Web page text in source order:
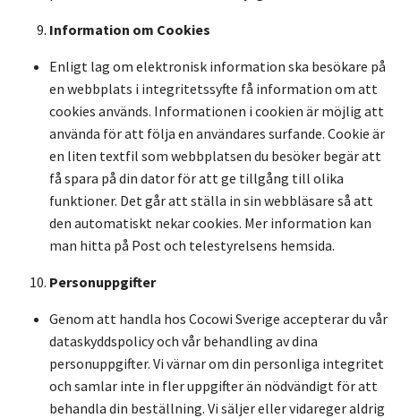
Information om Cookies
Enligt lag om elektronisk information ska besökare på
en webbplats i integritetssyfte få information om att
cookies används. Informationen i cookien är möjlig att
använda för att följa en användares surfande. Cookie är
en liten textfil som webbplatsen du besöker begär att
få spara på din dator för att ge tillgång till olika
funktioner. Det går att ställa in sin webbläsare så att
den automatiskt nekar cookies. Mer information kan
man hitta på Post och telestyrelsens hemsida.
Personuppgifter
Genom att handla hos Cocowi Sverige accepterar du vår
dataskyddspolicy och vår behandling av dina
personuppgifter. Vi värnar om din personliga integritet
och samlar inte in fler uppgifter än nödvändigt för att
behandla din beställning. Vi säljer eller vidareger aldrig